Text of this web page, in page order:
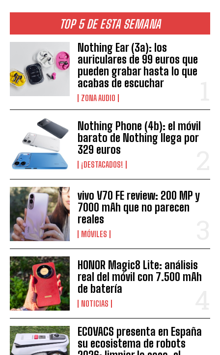
TOP 5 DE ESTA SEMANA
Nothing Ear (3a): los
auriculares de 99 euros que
pueden grabar hasta lo que
acabas de escuchar
ZONA AUDIO
Nothing Phone (4b): el móvil
barato de Nothing llega por
329 euros
¡DESTACADOS!
vivo V70 FE review: 200 MP y
7000 mAh que no parecen
reales
MÓVILES
HONOR Magic8 Lite: análisis
real del móvil con 7.500 mAh
de batería
NOTICIAS
ECOVACS presenta en España
su ecosistema de robots